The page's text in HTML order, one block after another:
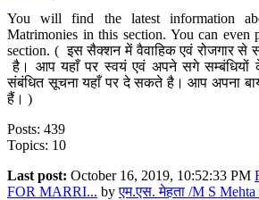
You will find the latest information
Matrimonies in this section. You can
section. ( इस सैक्शन में वैवाहिक एवं रोजगार से
है। आप यहाँ पर स्वयं एवं अपने सगे सम्बंधियों
संबंधित सूचना यहाँ पर दे सकते है। आप अपना
हैं। )
Posts: 439
Topics: 10
Last post: October 16, 2019, 10:52:33 PM
FOR MARRI... byएम.एस. मेहता /M S